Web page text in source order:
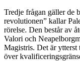
Tredje frågan gäller de
revolutionen” kallar
rörelse. Den består av
Valori och
Magistris. Det är ytterst
över